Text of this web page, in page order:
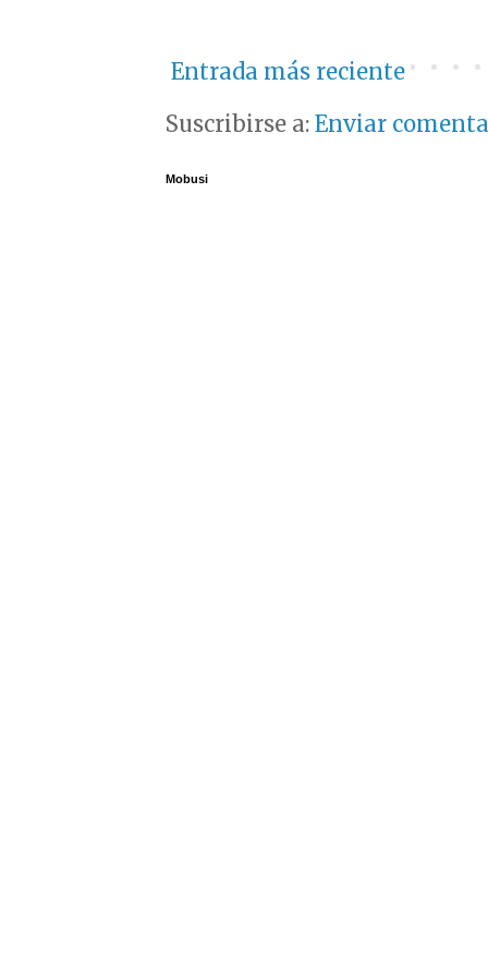
Entrada más reciente
Suscribirse a: Enviar
Mobusi